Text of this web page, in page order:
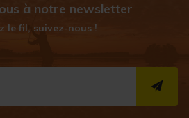
à notre newsletter
le fil, suivez-nous !